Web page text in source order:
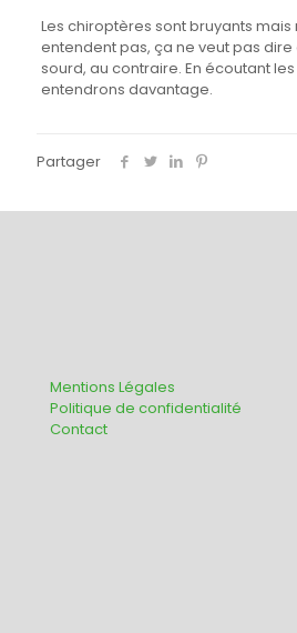
Les chiroptères sont bruyants mais
entendent pas, ça ne veut pas dire
sourd, au contraire. En écoutant
entendrons davantage.
Partager
Mentions Légales
Politique de confidentialité
Contact